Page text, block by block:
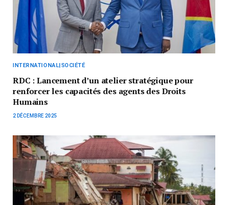
INTERNATIONAL|SOCIÉTÉ
RDC : Lancement d’un atelier stratégique pour
renforcer les capacités des agents des Droits
Humains
2 DÉCEMBRE 2025